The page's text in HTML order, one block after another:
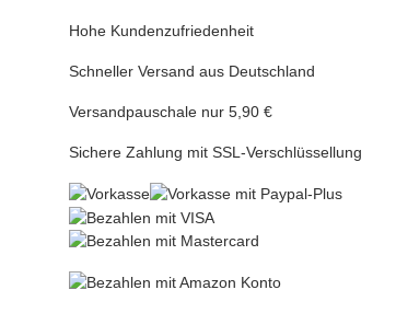
Hohe Kundenzufriedenheit
Schneller Versand aus Deutschland
Versandpauschale nur 5,90 €
Sichere Zahlung mit SSL-Verschlüssellung